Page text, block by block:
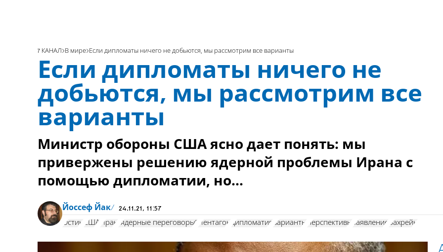
7 КАНАЛ В мире Если дипломаты ничего не добьются, мы рассмотрим все варианты
Если дипломаты ничего не
добьются, мы рассмотрим все
варианты
Министр обороны США ясно дает понять: мы
привержены решению ядерной проблемы Ирана с
помощью дипломатии, но…
Йоссеф Йак 24.11.21, 11:57
Остин США Иран ”ядерные переговоры” Пентагон дипломатия варианты перспективы заявление Бахрейн